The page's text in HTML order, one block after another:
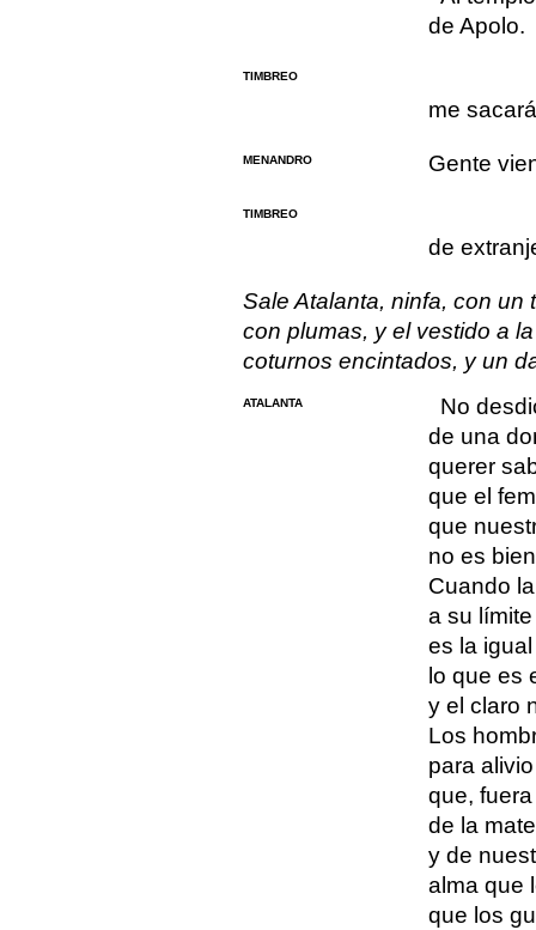
de Apolo.
TIMBREO
me
MENANDRO Gente
TIMBREO
de
Sale Atalanta, ninfa, con
con plumas, y el vestido a
coturnos encintados, y un
ATALANTA
No
de una
querer
que el
que
no es
Cuando
a su
es la
lo que es
y el claro
Los
para
que,
de la
y de
alma que
que los